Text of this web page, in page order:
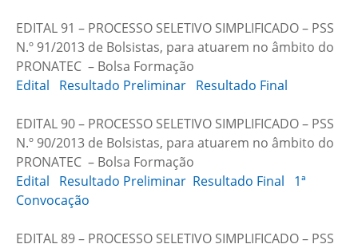
EDITAL 91 – PROCESSO SELETIVO SIMPLIFICADO – PSS
N.º 91/2013 de Bolsistas, para atuarem no âmbito do
PRONATEC – Bolsa Formação
Edital
Resultado Preliminar Resultado Final
EDITAL 90 – PROCESSO SELETIVO SIMPLIFICADO – PSS
N.º 90/2013 de Bolsistas, para atuarem no âmbito do
PRONATEC – Bolsa Formação
Edital
Resultado Preliminar Resultado Final
1ª
Convocação
EDITAL 89 – PROCESSO SELETIVO SIMPLIFICADO – PSS